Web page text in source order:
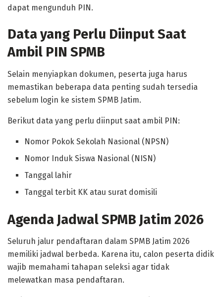
dapat mengunduh PIN.
Data yang Perlu Diinput Saat
Ambil PIN SPMB
Selain menyiapkan dokumen, peserta juga harus
memastikan beberapa data penting sudah tersedia
sebelum login ke sistem SPMB Jatim.
Berikut data yang perlu diinput saat ambil PIN:
Nomor Pokok Sekolah Nasional (NPSN)
Nomor Induk Siswa Nasional (NISN)
Tanggal lahir
Tanggal terbit KK atau surat domisili
Agenda Jadwal SPMB Jatim 2026
Seluruh jalur pendaftaran dalam SPMB Jatim 2026
memiliki jadwal berbeda. Karena itu, calon peserta didik
wajib memahami tahapan seleksi agar tidak
melewatkan masa pendaftaran.